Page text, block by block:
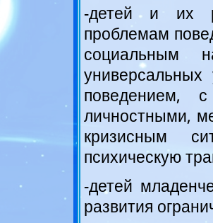
-детей и их
проблемам
социальным
поведением,
личностными,
кризисным
психическую
-детей
развития